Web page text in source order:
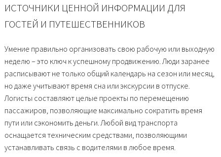
ИСТОЧНИКИ ЦЕННОЙ ИНФОРМАЦИИ ДЛЯ
ГОСТЕЙ И ПУТЕШЕСТВЕННИКОВ
Умение правильно организовать свою рабочую или выходную
неделю – это ключ к успешному продвижению. Люди заранее
расписывают не только общий календарь на сезон или месяц,
но даже учитывают время сна или экскурсии в отпуске.
Логисты составляют целые проекты по перемещению
пассажиров, позволяющие максимально сократить время
пути или сэкономить деньги. Любой вид транспорта
оснащается техническим средствами, позволяющими
устанавливать связь с водителями в любое время.